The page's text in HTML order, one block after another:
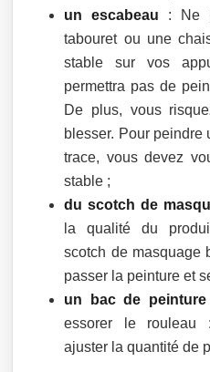
un escabeau : Ne
tabouret ou une
stable sur vos
permettra pas de
De plus, vous
blesser. Pour peindre
trace, vous devez
stable ;
du scotch de
la qualité du
scotch de masquage
passer la peinture et
un bac de
essorer le rouleau
ajuster la quantité de